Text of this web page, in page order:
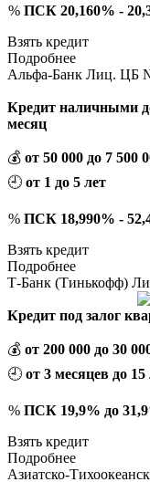
% ПСК 20,160% -
Взять кредит
Подробнее
Альфа-Банк Лиц. ЦБ
Кредит наличными
месяц
💰 от 50 000 до 7 500
🕘 от 1 до 5 лет
% ПСК 18,990% -
Взять кредит
Подробнее
Т-Банк (Тинькофф)
Кредит под залог
💰 от 200 000 до 30
🕘 от 3 месяцев до 15
% ПСК 19,9% до
Взять кредит
Подробнее
Азиатско-